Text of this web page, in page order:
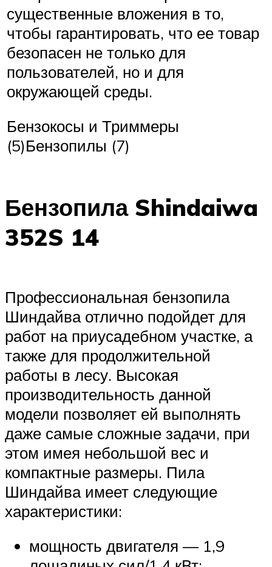
существенные вложения в то,
чтобы гарантировать, что ее товар
безопасен не только для
пользователей, но и для
окружающей среды.
Бензокосы и Триммеры
(5)Бензопилы (7)
Бензопила Shindaiwa
352S 14
Профессиональная бензопила
Шиндайва отлично подойдет для
работ на приусадебном участке, а
также для продолжительной
работы в лесу. Высокая
производительность данной
модели позволяет ей выполнять
даже самые сложные задачи, при
этом имея небольшой вес и
компактные размеры. Пила
Шиндайва имеет следующие
характеристики:
мощность двигателя — 1,9